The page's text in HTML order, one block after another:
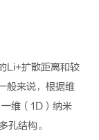
Li+扩散距离和较
般来说，根据维
一维（1D ）纳米
孔结构。